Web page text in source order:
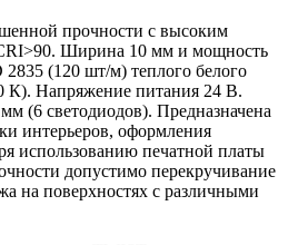
прочности с высоким
Ширина 10 мм и мощность
(120 шт/м) теплого белого
К). Напряжение питания 24 В.
(6 светодиодов). Предназначена
интерьеров, оформления
использованию печатной платы
допустимо перекручивание
на поверхностях с различными